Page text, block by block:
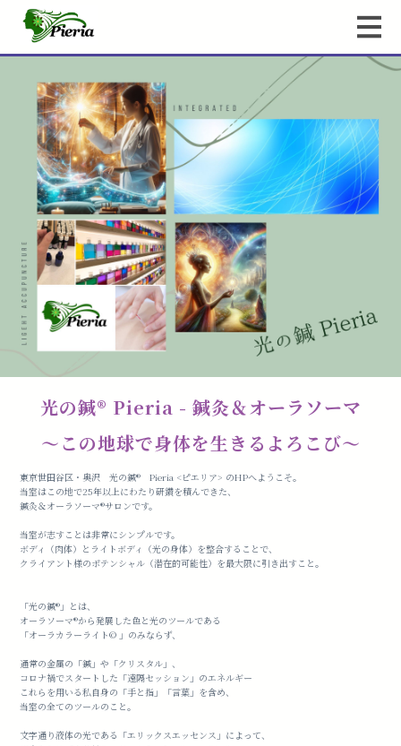
光の鍼®️ Pieria - 鍼灸＆オーラソーマ
〜この地球で身体を生きるよろこび〜
東京世田谷区・奥沢 光の鍼®️ Pieria <ピエリア> のHPへようこそ。
当室はこの地で25年以上にわたり研鑽を積んできた、
鍼灸＆オーラソーマ®︎サロンです。
当室が志すことは非常にシンプルです。
ボディ（肉体）とライトボディ（光の身体）を整合することで、
クライアント様のポテンシャル（潜在的可能性）を最大限に引き出すこと。
「光の鍼®️」とは、
オーラソーマ®️から発展した色と光のツールである
「オーラカラーライト©︎ 」のみならず、
通常の金属の「鍼」や「クリスタル」、
コロナ禍でスタートした「遠隔セッション」のエネルギー
これらを用いる私自身の「手と指」「言葉」を含め、
当室の全てのツールのこと。
文字通り液体の光である「エリックスエッセンス」によって、